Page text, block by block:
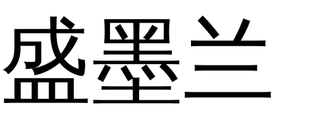
盛墨兰